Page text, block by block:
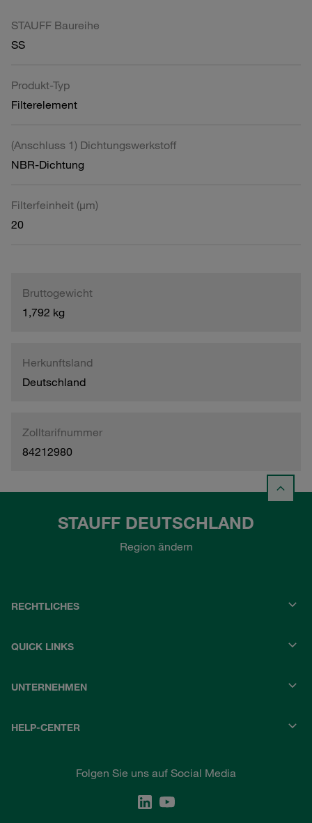
STAUFF Baureihe
SS
Produkt-Typ
Filterelement
(Anschluss 1) Dichtungswerkstoff
NBR-Dichtung
Filterfeinheit (µm)
20
Bruttogewicht
1,792 kg
Herkunftsland
Deutschland
Zolltarifnummer
84212980
STAUFF DEUTSCHLAND
Region ändern
RECHTLICHES
QUICK LINKS
UNTERNEHMEN
HELP-CENTER
Folgen Sie uns auf Social Media